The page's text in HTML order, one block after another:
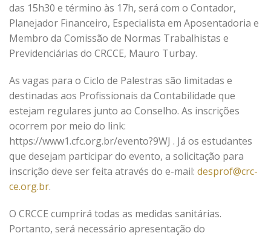
das 15h30 e término às 17h, será com o Contador,
Planejador Financeiro, Especialista em Aposentadoria e
Membro da Comissão de Normas Trabalhistas e
Previdenciárias do CRCCE, Mauro Turbay.
As vagas para o Ciclo de Palestras são limitadas e
destinadas aos Profissionais da Contabilidade que
estejam regulares junto ao Conselho. As inscrições
ocorrem por meio do link:
https://www1.cfc.org.br/evento?9WJ . Já os estudantes
que desejam participar do evento, a solicitação para
inscrição deve ser feita através do e-mail: desprof@crc-
ce.org.br.
O CRCCE cumprirá todas as medidas sanitárias.
Portanto, será necessário apresentação do